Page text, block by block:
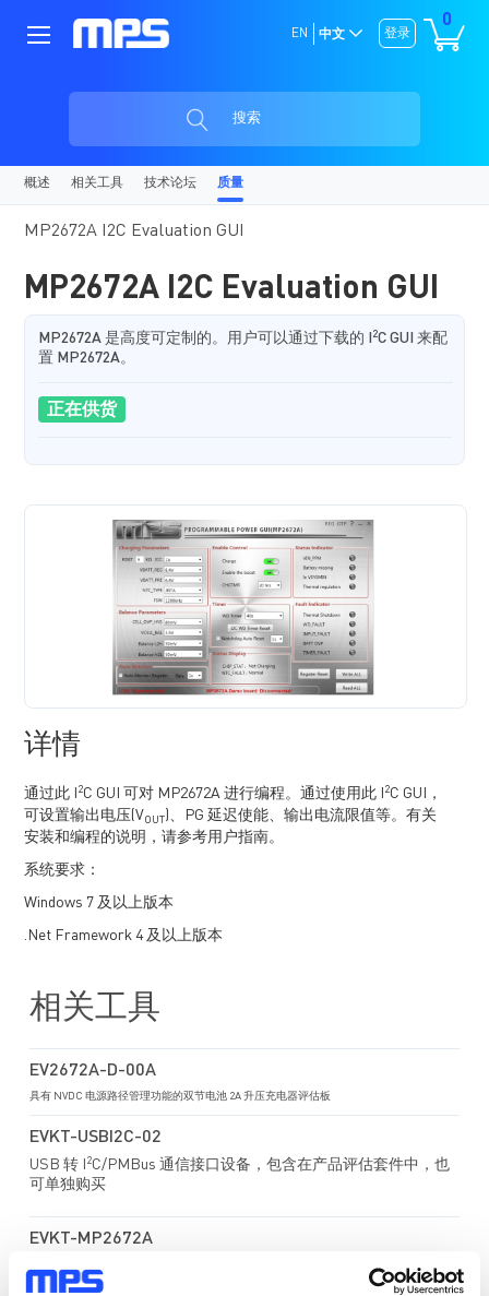
0
登录
EN 中文
搜索
概述 相关工具 技术论坛 质量
MP2672A I2C Evaluation GUI
MP2672A I2C Evaluation GUI
MP2672A 是高度可定制的。用户可以通过下载的 I 2C GUI 来配
置 MP2672A。
正在供货
详情
通过此 I 2C GUI 可对 MP2672A 进行编程。通过使用此 I 2C GUI，
可设置输出电压(V OUT)、PG 延迟使能、输出电流限值等。有关
安装和编程的说明，请参考用户指南。
系统要求：
Windows 7 及以上版本
.Net Framework 4 及以上版本
相关工具
EV2672A-D-00A
具有 NVDC 电源路径管理功能的双节电池 2A 升压充电器评估板
EVKT-USBI2C-02
USB 转 I 2C/PMBus 通信接口设备，包含在产品评估套件中，也
可单独购买
EVKT-MP2672A
EVKT-MP2672A 是 MP2672A 的评估套件。MP2672A 可通过 GUI
进行控制以便对双节电池充电和放电。